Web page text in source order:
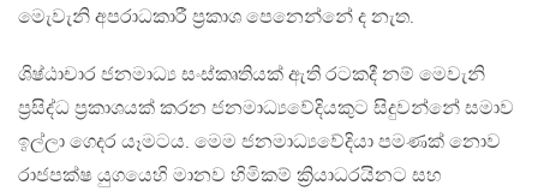
මෙැවැනි අපරාධකාරී ප්‍රකාශ පෙනෙන්නේ ද නැත.
ශිෂ්ඨාචාර ජනමාධ්‍ය සංස්කෘතියක් ඇති රටකදී නම් මෙවැනි
ප්‍රසිද්ධ ප්‍රකාශයක් කරන ජනමාධ්‍යවේදියකුට සිදුවන්නේ සමාව
ඉල්ලා ගෙදර යෑමටය. මෙම ජනමාධ්‍යවේදියා පමණක් නොව
රාජපක්ෂ යුගයෙහි මානව හිමිකම් ක්‍රියාධරයිනට සහ